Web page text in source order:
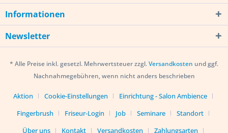
Informationen
Newsletter
* Alle Preise inkl. gesetzl. Mehrwertsteuer zzgl.Versandkosten und ggf.
Nachnahmegebühren, wenn nicht anders beschrieben
Aktion Cookie-Einstellungen
Einrichtung - Salon Ambience
Fingerbrush
Friseur-Login Job Seminare
Standort
Über uns
Kontakt Versandkosten Zahlungsarten